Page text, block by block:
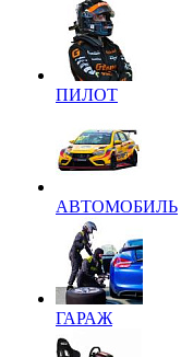
ПИЛОТ
АВТОМОБИЛЬ
ГАРАЖ